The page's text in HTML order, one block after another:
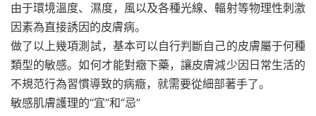
由于環境溫度、濕度，風以及各種光線、輻射等物理性刺激
因素為直接誘因的皮膚病。
做了以上幾項測試，基本可以自行判斷自己的皮膚屬于何種
類型的敏感。如何才能對癥下藥，讓皮膚減少因日常生活的
不規范行為習慣導致的病癥，就需要從細部著手了。
敏感肌膚護理的“宜”和“忌”